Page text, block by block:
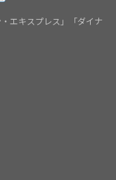
・エキスプレス」「ダイナ